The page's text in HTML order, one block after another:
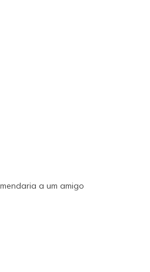
are for Wearing
a um amigo